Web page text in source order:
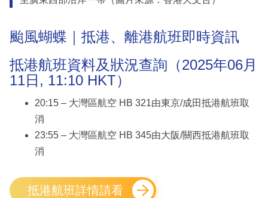
颱風蝴蝶｜抵港、離港航班即時資訊
抵港航班資料及狀況查詢（2025年06月
11日, 11:10 HKT）
20:15 – 大灣區航空 HB 321由東京/成田抵港航班取
消
23:55 – 大灣區航空 HB 345由大阪/關西抵港航班取
消
抵港航班詳情請看